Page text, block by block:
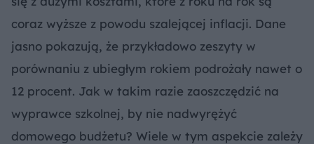
coraz wyższe z powodu szalejącej inflacji. Dane
jasno pokazują, że przykładowo zeszyty w
porównaniu z ubiegłym rokiem podrożały nawet o
12 procent. Jak w takim razie zaoszczędzić na
wyprawce szkolnej, by nie nadwyrężyć
domowego budżetu? Wiele w tym aspekcie zależy